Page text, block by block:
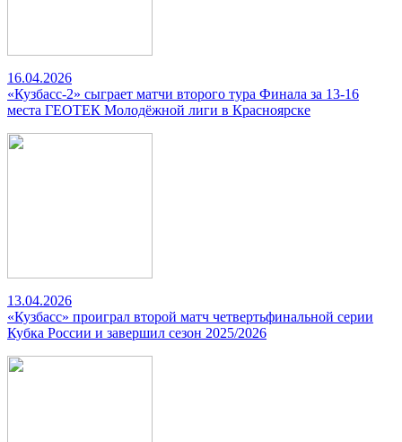
16.04.2026
«Кузбасс-2» сыграет матчи второго тура Финала за 13-16
места ГЕОТЕК Молодёжной лиги в Красноярске
13.04.2026
«Кузбасс» проиграл второй матч четвертьфинальной серии
Кубка России и завершил сезон 2025/2026